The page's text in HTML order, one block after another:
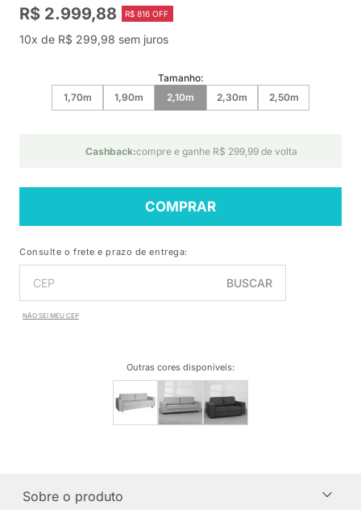
R$ 2.999,88 R$ 816 OFF
10x de R$ 299,98 sem juros
Tamanho:
1,70m
1,90m 2,10m 2,30m 2,50m
Cashback:compre e ganhe R$ 299,99 de volta
COMPRAR
Consulte o frete e prazo de entrega:
BUSCAR
NÃO SEI MEU CEP
Outras cores disponíveis:
Sobre o produto